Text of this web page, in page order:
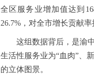
全区服务业增加值达到
26.7%，对全市增长贡献率
这组数据背后，是渝
生活性服务业为“血肉”、
的立体图景。